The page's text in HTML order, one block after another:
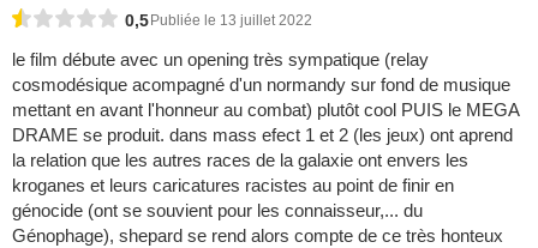
0,5 Publiée le 13 juillet 2022
le film débute avec un opening très sympatique (relay
cosmodésique acompagné d'un normandy sur fond de musique
mettant en avant l'honneur au combat) plutôt cool PUIS le MEGA
DRAME se produit. dans mass efect 1 et 2 (les jeux) ont aprend
la relation que les autres races de la galaxie ont envers les
kroganes et leurs caricatures racistes au point de finir en
génocide (ont se souvient pour les connaisseur,... du
Génophage), shepard se rend alors compte de ce très honteux